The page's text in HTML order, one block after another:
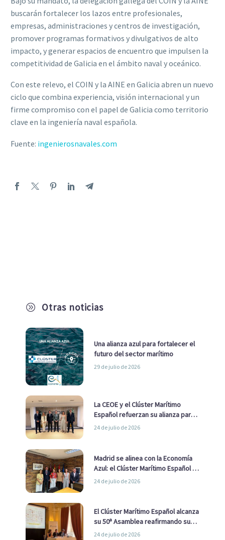
A Otras noticias
Una alianza azul para fortalecer el
futuro del sector marítimo
29 de julio de 2026
La CEOE y el Clúster Marítimo
Español refuerzan su alianza para
impulsar una estrategia Nacional
24 de julio de 2026
Madrid se alinea con la Economía
Azul: el Clúster Marítimo Español y
la Real Liga Naval avanzan alianzas
24 de julio de 2026
El Clúster Marítimo Español alcanza
su 50ª Asamblea reafirmando su
liderazgo en la Economía Azul
24 de julio de 2026
buscarán fortalecer los lazos entre profesionales,
empresas, administraciones y centros de investigación,
promover programas formativos y divulgativos de alto
impacto, y generar espacios de encuentro que impulsen la
competitividad de Galicia en el ámbito naval y oceánico.
Con este relevo, el COIN y la AINE en Galicia abren un nuevo
ciclo que combina experiencia, visión internacional y un
firme compromiso con el papel de Galicia como territorio
clave en la ingeniería naval española.
Fuente: ingenierosnavales.com